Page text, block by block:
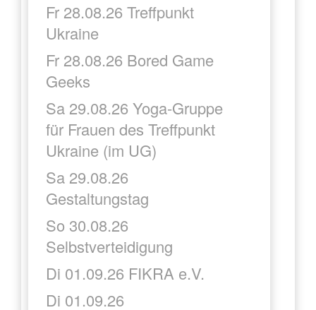
Fr 28.08.26 Treffpunkt
Ukraine
Fr 28.08.26 Bored Game
Geeks
Sa 29.08.26 Yoga-Gruppe
für Frauen des Treffpunkt
Ukraine (im UG)
Sa 29.08.26
Gestaltungstag
So 30.08.26
Selbstverteidigung
Di 01.09.26 FIKRA e.V.
Di 01.09.26